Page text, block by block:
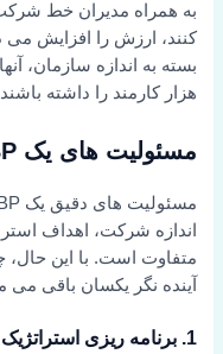
کنند، ارزش را افزایش می
بسته به اندازه سازمان،
هزار کارمند را داشته
مسئولیت های یک HRBP
اندازه شرکت، اهداف
آینده نگر یکسان باقی می
1. برنامه ریزی استراتژیک